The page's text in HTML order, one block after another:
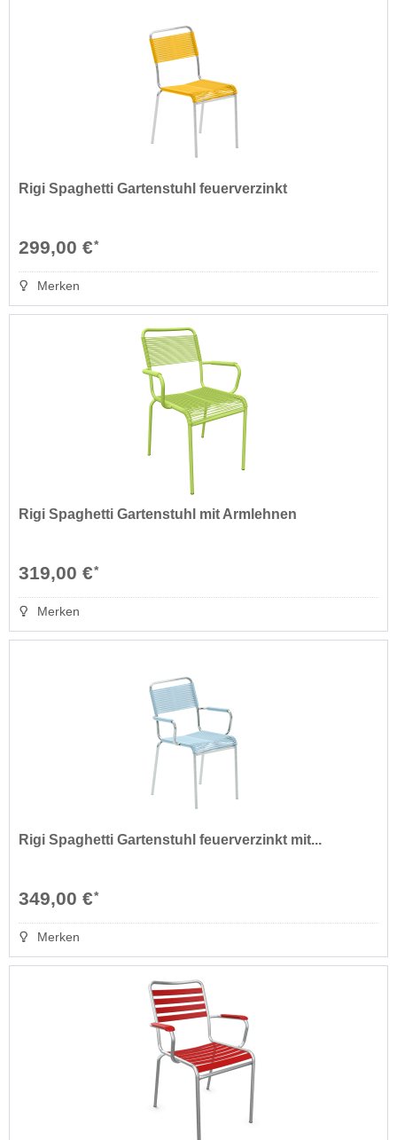
Rigi Spaghetti Gartenstuhl feuerverzinkt
299,00 €*
Merken
Rigi Spaghetti Gartenstuhl mit Armlehnen
319,00 €*
Merken
Rigi Spaghetti Gartenstuhl feuerverzinkt mit...
349,00 €*
Merken